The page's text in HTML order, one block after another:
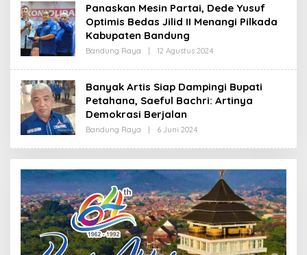
E
D
A
Panaskan Mesin Partai, Dede Yusuf
Optimis Bedas Jilid II Menangi Pilkada
Kabupaten Bandung
Bandung Raya 12 Agustus 2024
E
R
E
I
Banyak Artis Siap Dampingi Bupati
Petahana, Saeful Bachri: Artinya
Demokrasi Berjalan
Bandung Raya 6 Juni 2024
E
H
R
D
A
K
I